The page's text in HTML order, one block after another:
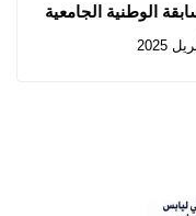
الوطنية الجامعية
القراءة -الطبعة